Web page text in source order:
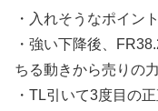
・入れそうなポイン
・強い下降後、
ちる動きから売りの
・TL引いて3度目の正